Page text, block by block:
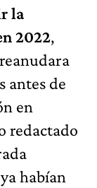
la
2022,
antes de
en
redactado
habían